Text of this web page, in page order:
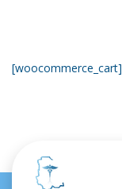
[woocommerce_cart]